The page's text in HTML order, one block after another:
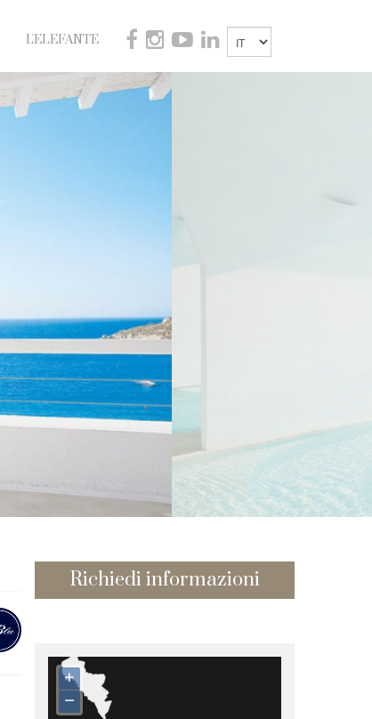
L'ELEFANTE
Richiedi informazioni
+
–